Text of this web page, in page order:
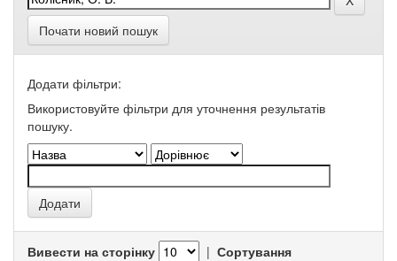
Почати новий пошук
Додати фільтри:
Використовуйте фільтри для уточнення результатів
пошуку.
Вивести на сторінку | Сортування